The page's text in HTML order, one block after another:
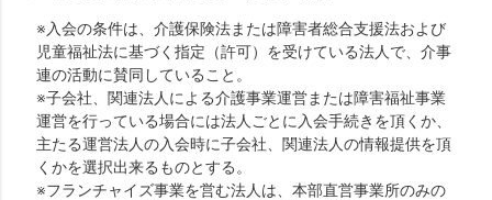
※入会の条件は、介護保険法または障害者総合支援法および
児童福祉法に基づく指定（許可）を受けている法人で、介事
連の活動に賛同していること。
※子会社、関連法人による介護事業運営または障害福祉事業
運営を行っている場合には法人ごとに入会手続きを頂くか、
主たる運営法人の入会時に子会社、関連法人の情報提供を頂
くかを選択出来るものとする。
※フランチャイズ事業を営む法人は、本部直営事業所のみの